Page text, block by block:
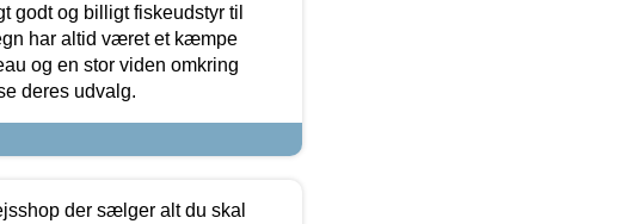
godt og billigt fiskeudstyr til
har altid været et kæmpe
og en stor viden omkring
deres udvalg.
der sælger alt du skal